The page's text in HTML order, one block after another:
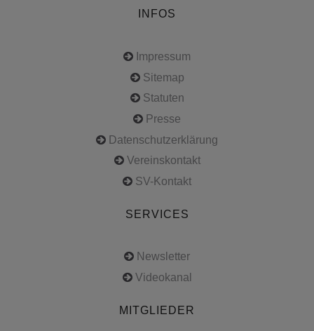
INFOS
Impressum
Sitemap
Statuten
Presse
Datenschutzerklärung
Vereinskontakt
SV-Kontakt
SERVICES
Newsletter
Videokanal
MITGLIEDER